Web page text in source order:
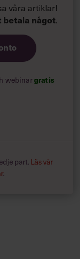
våra artiklar!
betala något.
webinargratis
part. Läs vår
.